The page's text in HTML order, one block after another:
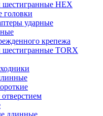
шестигранные HEX
ударные
крепежа
шестигранные TORX
длинные